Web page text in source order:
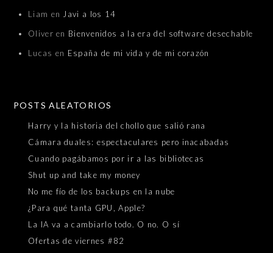
Liam en Javi a los 14
Oliver en Bienvenidos a la era del software desechable
Lucas en España de mi vida y de mi corazón
POSTS ALEATORIOS
Harry y la historia del chollo que salió rana
Cámara duales: espectaculares pero inacabadas
Cuando pagábamos por ir a las bibliotecas
Shut up and take my money
No me fío de los backups en la nube
¿Para qué tanta GPU, Apple?
La IA va a cambiarlo todo. O no. O sí
Ofertas de viernes #82